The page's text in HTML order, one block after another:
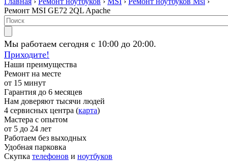
Ремонт MSI GE72 2QL Apache
Мы работаем сегодня с 10:00 до 20:00.
Приходите!
Наши преимущества
Ремонт на месте
от 15 минут
Гарантия до 6 месяцев
Нам доверяют тысячи людей
4 сервисных центра (карта)
Мастера с опытом
от 5 до 24 лет
Работаем без выходных
Удобная парковка
Скупка телефонов и ноутбуков